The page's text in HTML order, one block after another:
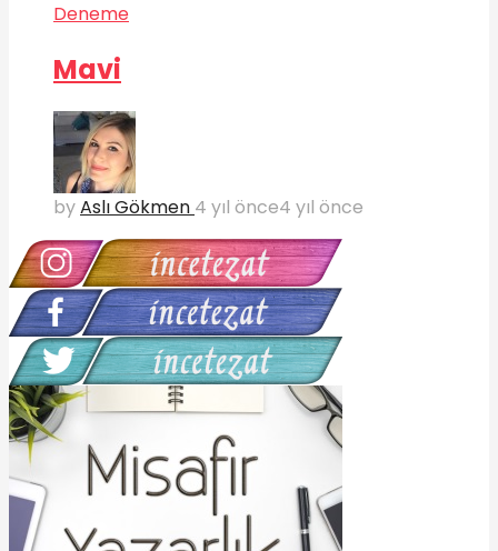
Deneme
Mavi
byAslı Gökmen 4 yıl önce4 yıl önce